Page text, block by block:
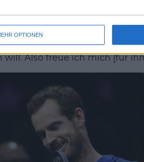
OPTIONEN
richtig? In gewisser
fügte McEnroe hinzu.
schwer, wenn man sich noch
Also freue ich mich [für